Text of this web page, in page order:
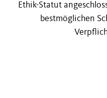
Ethik-Statut
bestmöglichen